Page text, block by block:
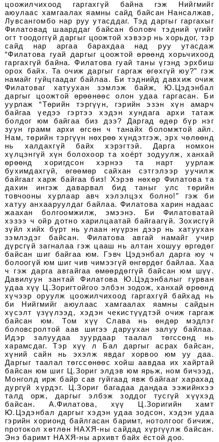
цоожилчихоод гаргахгүй байна гэж Нийгмийг
аюулаас хамгаалах яамны сайд байсан Нансалжав,
Лувсангомбо нар руу утасддаг. Тэд даргыг гаргахыг
Филатовад шаарддаг байсан боловч тэдний үгийг
огт тоодоггүй даргыг цоожтой хэвээр нь хорьдог, тэр
сайд нар аргаа барахдаа над руу утасдаж
“Филатова гуай даргыг цоожтой өрөөнд хорьчихоод
гаргахгүй байна. Филатова гуай таны үгэнд эрхбиш
орох байх. Та очиж даргыг гаргаж өгөхгүй юу?” гэж
намайг гуйцгаадаг байлаа. Би тэднийд давхиж очиж
Филатоваг хатуухан зэмлэж байж, Ю.Цэдэнбал
даргыг цоожтой өрөөнөөс олон удаа гаргасан. Би
уурлаж “Төрийн тэргүүн, гэрийн эзэн хүн амарч
байгаа үедээ гэртээ хэдэн хундага архи татаж
болдог юм байгаа биз дээ? Даргад өдөр бүр нэг
зуун грамм архи өгсөн ч танайх боломжтой айл.
Нам, төрийн тэргүүн нөхрөө хүндэтгэж, эрх чөлөөнд
нь халдахгүй байх хэрэгтэй. Дарга номхон
хүлцэнгүй хүн болохоор та хоёрт зодуулж, ханхай
өрөөнд хоригдсон хэрнээ та нарт уурлаж
бухимдахгүй, өгөөмөр сайхан сэтгэлээр уучилж
байгааг харж байгаа биз! Хэрэв нөхөр Филатова та
дахин ингэж даварвал бид таныг улс төрийн
товчооны хурлаар авч хэлэлцэх болно!” гэж би
хатуу анхааруулдаг байлаа. Филатова харин надаас
жаахан болгоомжилж, эмээнэ. Би Филатоватай
хэзээ ч ойр дотно харилцаатай байгаагүй. Зохисгүй
зүйл хийх бүрт нь улаан нүүрэн дээр нь хатуухан
зэмлэдэг байсан. Филатова авгай намайг учир
дүрсгүй загналаа гэж цааш нь алтан хошуу өргөдөг
байсан шиг байгаа юм. Гэвч Цэдэнбал дарга юу ч
болоогүй юм шиг чив чимээгүй өнгөрдөг байлаа. Хаа
ч гэж дарга авгайгаа өмөөрдөггүй байсан юм шүү.
Давилуун зантай Филатова Ю.Цэдэнбалыг гурван
удаа хүү Ц.Зоригтойгоо элбэн зодож, ханхай өрөөнд
хүчээр оруулж цоожилчихоод гаргахгүй байхад нь
би Нийгмийг аюулаас хамгаалах яамны сайдын
хүсэлт үзүүлээд, хэдэн чекистүүдтэй очиж гаргаж
байсан юм. Том хүү Слава нь өндөр мэдлэг
боловсролтой аав шигээ даруухан залуу байлаа.
Идэр залуудаа зуурдаар таалал төгссөнд нь
харамсдаг. Тэр хүү л Бал даргыг асрах байсан,
хүний сайн нь эхэлж явдаг хорвоо юм уу даа.
Даргыг таалал төгссөнөөс хойш аавдаа их хайртай
байсан юм шиг Ц.Зориг элдэв юм ярьж, ном бичээд,
Монголд ирж байр сав гуйгаад явж байгааг харахад
дургүй хүрдэг. Ц.Зориг багадаа дандаа ээжийнхээ
талд орж, даргыг элбэж зоддог тусгүй хүүхэд
байсан. А.Филатова, хүү Ц.Зоригийн хамт
Ю.Цэдэнбал даргыг хэдэн удаа зодсон, хэдэн удаа
гэрийн хорионд байлгасан баримт, нотолгоог бичиж,
протокол хөтлөн НАХЯ-ны сайдад хүргүүлж байсан.
Энэ баримт НАХЯ-ны архивт байх ёстой доо.